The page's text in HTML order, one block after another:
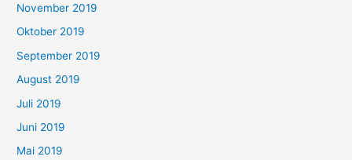
November 2019
Oktober 2019
September 2019
August 2019
Juli 2019
Juni 2019
Mai 2019